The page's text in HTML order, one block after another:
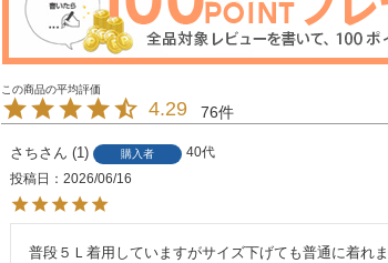
4.29 76
さち 1 購入者
40代
投稿日
2026/06/16
普段５Ｌ着用していますがサイズ下げても普通に着れ